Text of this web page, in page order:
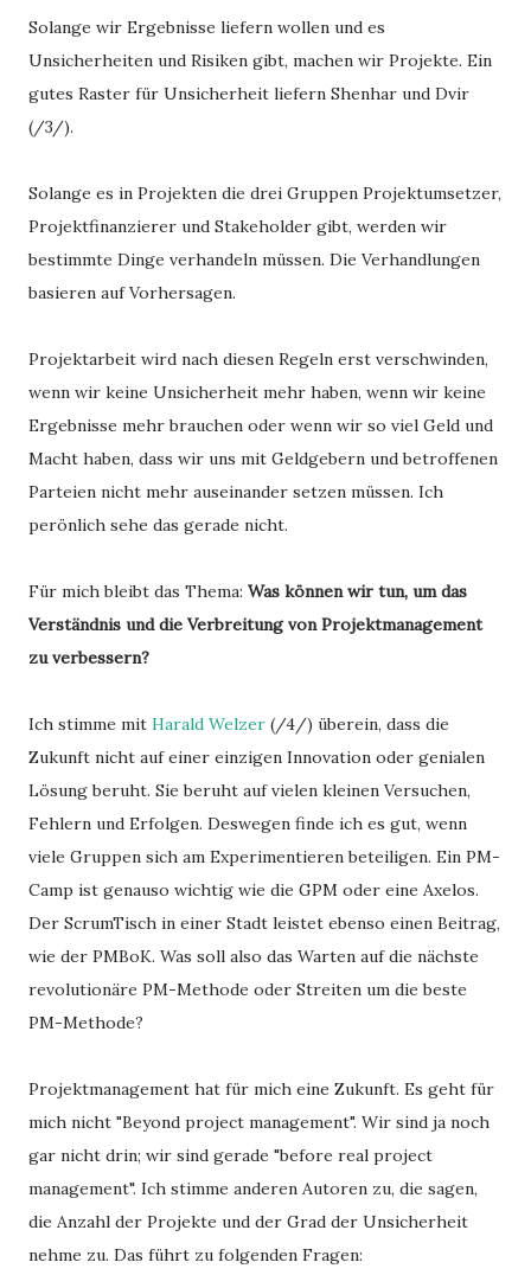
Solange wir Ergebnisse liefern wollen und es
Unsicherheiten und Risiken gibt, machen wir Projekte. Ein
gutes Raster für Unsicherheit liefern Shenhar und Dvir
(/3/).
Solange es in Projekten die drei Gruppen Projektumsetzer,
Projektfinanzierer und Stakeholder gibt, werden wir
bestimmte Dinge verhandeln müssen. Die Verhandlungen
basieren auf Vorhersagen.
Projektarbeit wird nach diesen Regeln erst verschwinden,
wenn wir keine Unsicherheit mehr haben, wenn wir keine
Ergebnisse mehr brauchen oder wenn wir so viel Geld und
Macht haben, dass wir uns mit Geldgebern und betroffenen
Parteien nicht mehr auseinander setzen müssen. Ich
perönlich sehe das gerade nicht.
Für mich bleibt das Thema: Was können wir tun, um das
Verständnis und die Verbreitung von Projektmanagement
zu verbessern?
Ich stimme mit Harald Welzer (/4/) überein, dass die
Zukunft nicht auf einer einzigen Innovation oder genialen
Lösung beruht. Sie beruht auf vielen kleinen Versuchen,
Fehlern und Erfolgen. Deswegen finde ich es gut, wenn
viele Gruppen sich am Experimentieren beteiligen. Ein PM-
Camp ist genauso wichtig wie die GPM oder eine Axelos.
Der ScrumTisch in einer Stadt leistet ebenso einen Beitrag,
wie der PMBoK. Was soll also das Warten auf die nächste
revolutionäre PM-Methode oder Streiten um die beste
PM-Methode?
Projektmanagement hat für mich eine Zukunft. Es geht für
mich nicht "Beyond project management". Wir sind ja noch
gar nicht drin; wir sind gerade "before real project
management". Ich stimme anderen Autoren zu, die sagen,
die Anzahl der Projekte und der Grad der Unsicherheit
nehme zu. Das führt zu folgenden Fragen: